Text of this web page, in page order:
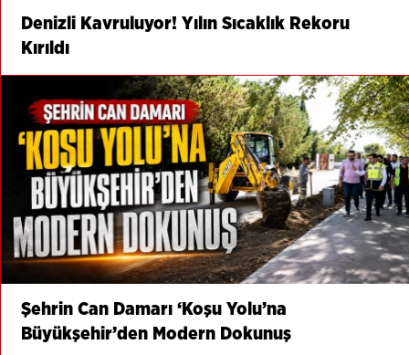
Denizli Kavruluyor! Yılın Sıcaklık Rekoru
Kırıldı
Şehrin Can Damarı ‘Koşu Yolu’na
Büyükşehir’den Modern Dokunuş